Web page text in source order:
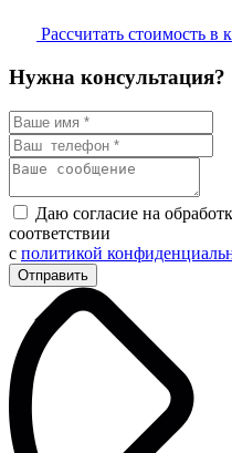
Рассчитать стоимость в
Нужна консультация?
Даю согласие на
соответствии
с политикой